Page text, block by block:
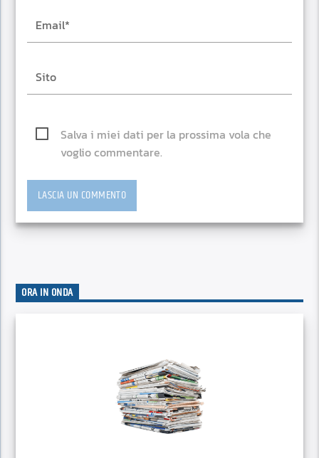
Salva i miei dati per la prossima vola che
voglio commentare.
ORA IN ONDA